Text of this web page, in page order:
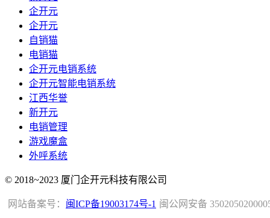
企开元
企开元
自销猫
电销猫
企开元电销系统
企开元智能电销系统
江西华誉
新开元
电销管理
游戏魔盒
外呼系统
© 2018~2023 厦门企开元科技有限公司
闽公网安备
网站备案号： 闽ICP备19003174号-1